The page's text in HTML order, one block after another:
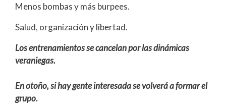
Menos bombas y más burpees.
Salud, organización y libertad.
Los entrenamientos se cancelan por las dinámicas
veraniegas.
En otoño, si hay gente interesada se volverá a formar el
grupo.